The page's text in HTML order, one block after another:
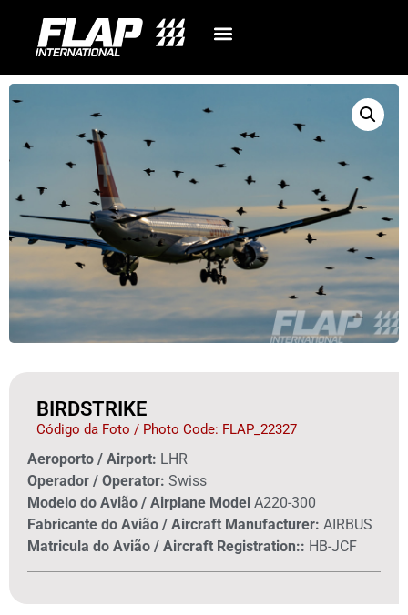
BIRDSTRIKE
Código da Foto / Photo Code: FLAP_22327
Aeroporto / Airport: LHR
Operador / Operator: Swiss
Modelo do Avião / Airplane Model A220-300
Fabricante do Avião / Aircraft Manufacturer: AIRBUS
Matricula do Avião / Aircraft Registration:: HB-JCF